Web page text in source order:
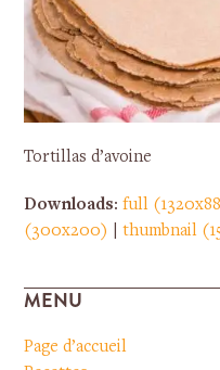
Tortillas d’avoine
Downloads:full
(300x200)
|thumbnail
MENU
Page d’accueil